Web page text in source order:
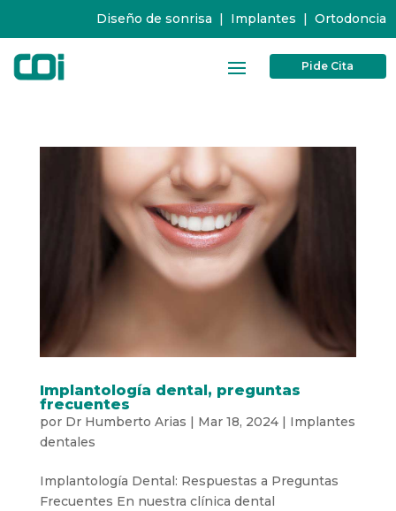
Diseño de sonrisa | Implantes | Ortodoncia
Pide Cita
Implantología dental, preguntas
frecuentes
por Dr Humberto Arias Mar 18, 2024| Implantes
dentales
Implantología Dental: Respuestas a Preguntas
Frecuentes En nuestra clínica dental